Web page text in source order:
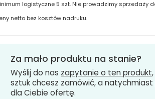
logistyczne 5 szt. Nie prowadzimy sprzedaży
netto bez kosztów nadruku.
Za mało produktu na stanie?
Wyślij do nas zapytanie o ten produkt
sztuk chcesz zamówić, a
dla Ciebie ofertę.